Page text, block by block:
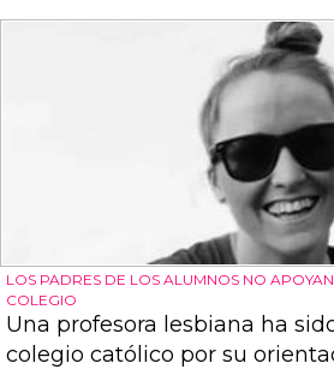
LOS PADRES DE LOS ALUMNOS NO
COLEGIO
Una profesora lesbiana ha
colegio católico por su